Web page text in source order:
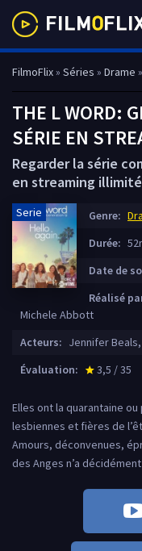
FilmoFlix» Séries » Drame
THE L WORD:
SÉRIE EN
Regarder la série
en streaming illimité
Serie Genre:
Durée:
Date de
Réalisé
Michele Abbott
Acteurs: Jennifer
Évaluation:
star_rate
3,5 / 35
Elles ont la quarantaine
lesbiennes et fières de
Amours, déconvenues,
des Anges n’a